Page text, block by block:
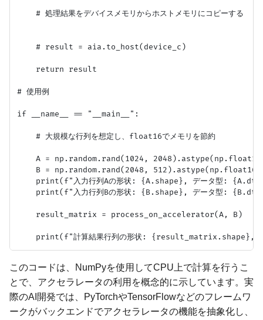
    # 処理結果をデバイスメモリからホストメモリにコピーする
    # result = aia.to_host(device_c)
    return result
# 使用例
if __name__ == "__main__":
    # 大規模な行列を想定し、float16でメモリを節約
A = np.random.rand(1024,
    B = np.random.rand(2048, 512).astype(np.float16)
print(f"入力行列Aの形状: {A.shape}, データ型:
print(f"入力行列Bの形状: {B.shape}, データ型:
    result_matrix = process_on_accelerator(A, B)
このコードは、NumPyを使用してCPU上で計算を行うこ
とで、アクセラレータの利用を概念的に示しています。実
際のAI開発では、PyTorchやTensorFlowなどのフレームワ
ークがバックエンドでアクセラレータの機能を抽象化し、